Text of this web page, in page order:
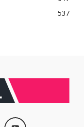
537